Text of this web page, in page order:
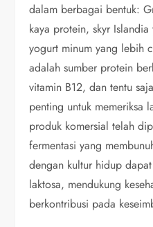
dalam berbagai bentuk:
kaya protein, skyr
yogurt minum yang lebih
adalah sumber protein
vitamin B12, dan tentu
penting untuk memeriksa
produk komersial telah
fermentasi yang
dengan kultur hidup
laktosa, mendukung
berkontribusi pada